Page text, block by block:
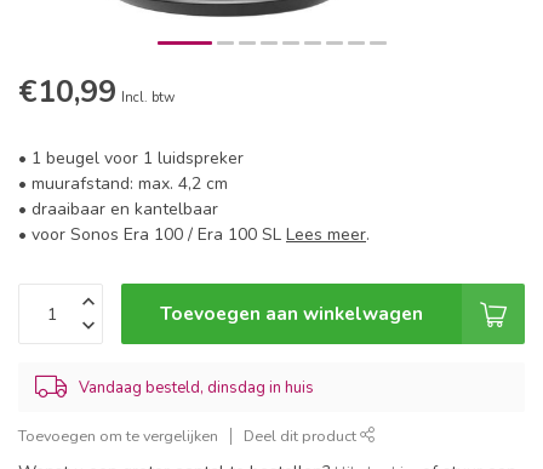
€10,99 Incl. btw
• 1 beugel voor 1 luidspreker
• muurafstand: max. 4,2 cm
• draaibaar en kantelbaar
• voor Sonos Era 100 / Era 100 SL Lees meer.
Toevoegen aan winkelwagen
Vandaag besteld, dinsdag in huis
Toevoegen om te vergelijken Deel dit product